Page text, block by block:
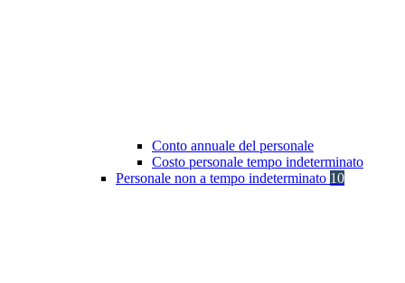
Conto annuale del personale
Costo personale tempo indeterminato
Personale non a tempo indeterminato 10